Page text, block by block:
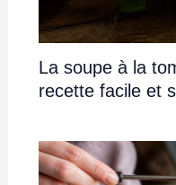
La soupe à la
recette facile et